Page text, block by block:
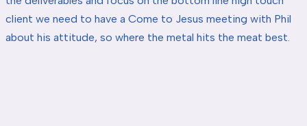
client we need to have a Come to Jesus meeting with Phil
about his attitude, so where the metal hits the meat best.